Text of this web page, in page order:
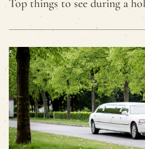
Top things to see during a